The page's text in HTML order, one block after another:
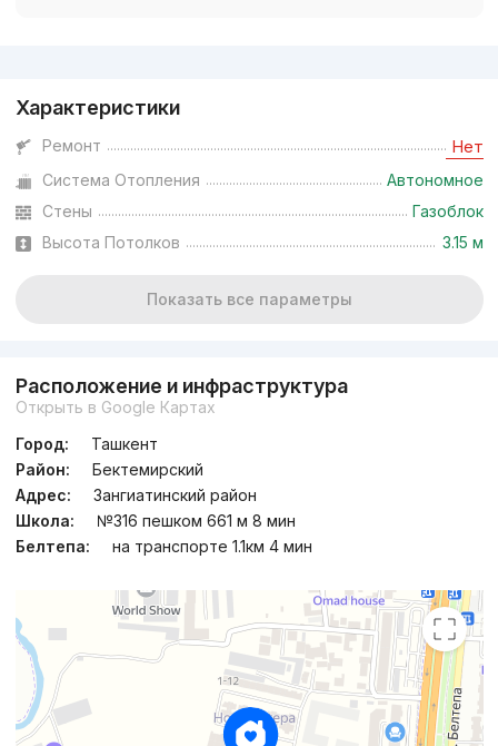
Характеристики
Ремонт Нет
Система Отопления
Автономное
Стены
Газоблок
Высота Потолков
3.15 м
Показать все параметры
Расположение и инфраструктура
Открыть в Google Картах
Город:
Ташкент
Район:
Бектемирский
Адрес:
Зангиатинский район
Школа:
№316 пешком 661 м 8 мин
Белтепа:
на транспорте 1.1км 4 мин